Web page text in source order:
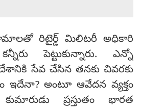
రిటైర్డ్ మిలిటరీ అధికారి
పెట్టుకున్నారు. ఎన్నో
సేవ చేసిన తనకు చివరకు
అంటూ ఆవేదన వ్యక్తం
ప్రస్తుతం భారత